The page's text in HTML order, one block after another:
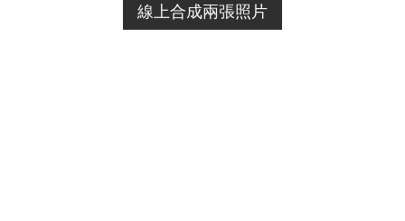
線上合成兩張照片